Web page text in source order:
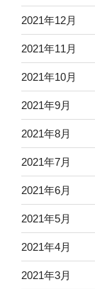
2021年12月
2021年11月
2021年10月
2021年9月
2021年8月
2021年7月
2021年6月
2021年5月
2021年4月
2021年3月